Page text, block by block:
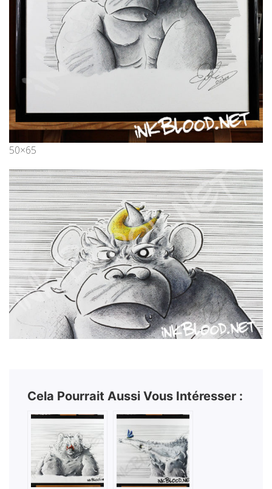
50×65
Cela Pourrait Aussi Vous Intéresser :